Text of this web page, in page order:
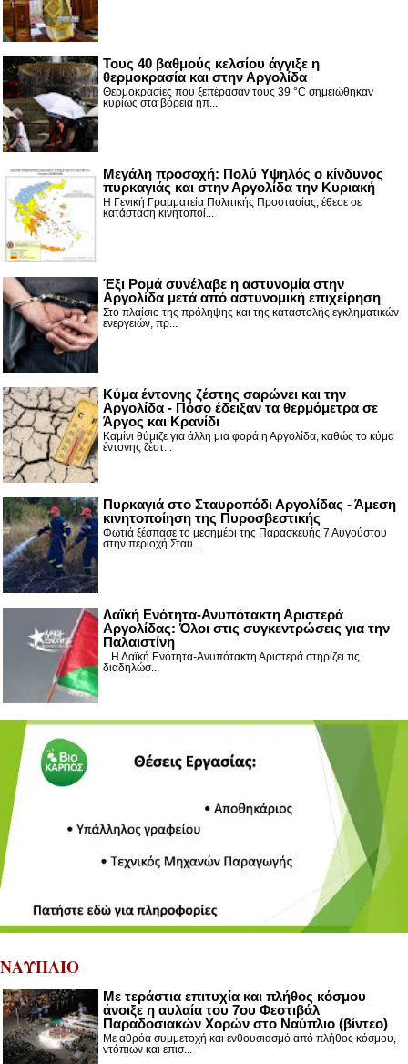
Τους 40 βαθμούς κελσίου άγγιξε η
θερμοκρασία και στην Αργολίδα
Θερμοκρασίες που ξεπέρασαν τους 39 °C σημειώθηκαν
κυρίως στα βόρεια ηπ...
Μεγάλη προσοχή: Πολύ Υψηλός ο κίνδυνος
πυρκαγιάς και στην Αργολίδα την Κυριακή
Η Γενική Γραμματεία Πολιτικής Προστασίας, έθεσε σε
κατάσταση κινητοποί...
Έξι Ρομά συνέλαβε η αστυνομία στην
Αργολίδα μετά από αστυνομική επιχείρηση
Στο πλαίσιο της πρόληψης και της καταστολής εγκληματικών
ενεργειών, πρ...
Κύμα έντονης ζέστης σαρώνει και την
Αργολίδα - Πόσο έδειξαν τα θερμόμετρα σε
Άργος και Κρανίδι
Καμίνι θύμιζε για άλλη μια φορά η Αργολίδα, καθώς το κύμα
έντονης ζέστ...
Πυρκαγιά στο Σταυροπόδι Αργολίδας - Άμεση
κινητοποίηση της Πυροσβεστικής
Φωτιά ξέσπασε το μεσημέρι της Παρασκευής 7 Αυγούστου
στην περιοχή Σταυ...
Λαϊκή Ενότητα-Ανυπότακτη Αριστερά
Αργολίδας: Όλοι στις συγκεντρώσεις για την
Παλαιστίνη
Η Λαϊκή Ενότητα-Ανυπότακτη Αριστερά στηρίζει τις
διαδηλώσ...
ΝΑΥΠΛΙΟ
Με τεράστια επιτυχία και πλήθος κόσμου
άνοιξε η αυλαία του 7ου Φεστιβάλ
Παραδοσιακών Χορών στο Ναύπλιο (βίντεο)
Με αθρόα συμμετοχή και ενθουσιασμό από πλήθος κόσμου,
ντόπιων και επισ...